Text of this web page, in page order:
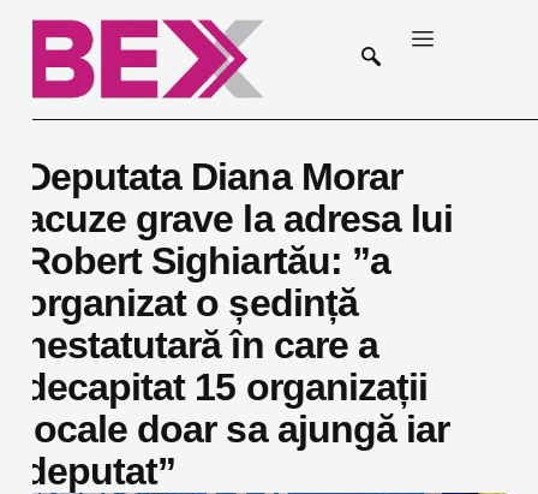
Deputata Diana Morar
acuze grave la adresa lui
Robert Sighiartău: ”a
organizat o ședință
nestatutară în care a
decapitat 15 organizații
locale doar sa ajungă iar
deputat”